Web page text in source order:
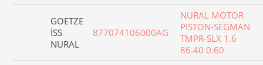
GOETZE
İSS
NURAL
877074106000AG
NURAL MOTOR
PISTON-SEGMAN
TMPR-SLX 1.6
86.40 0.60